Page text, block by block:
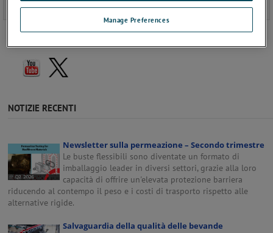
NOTIZIE RECENTI
Newsletter sulla permeazione – Secondo trimestre
Le buste flessibili sono diventate un formato di
imballaggio leader in diversi settori, grazie alla loro
capacità di offrire un'elevata protezione barriera
riducendo al contempo il peso e i costi di trasporto rispetto alle
alternative rigide.
Salvaguardia della qualità delle bevande
Manage Preferences